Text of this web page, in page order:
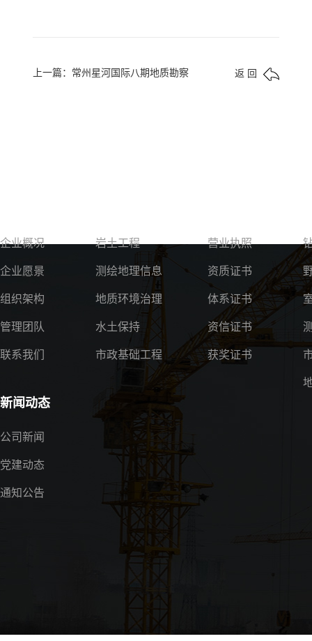
返 回
上一篇：常州星河国际八期地质勘察
企业概况
企业愿景
组织架构
管理团队
联系我们
岩土工程
测绘地理信息
地质环境治理
水土保持
市政基础工程
营业执照
资质证书
体系证书
资信证书
获奖证书
新闻动态
公司新闻
党建动态
通知公告